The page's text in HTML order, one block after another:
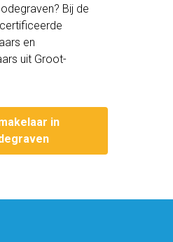
Bij de
en
uit Groot-
in